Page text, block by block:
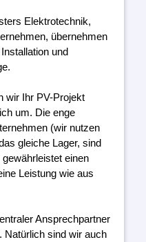
Elektrotechnik,
übernehmen
und
wir Ihr PV-Projekt
um. Die enge
(wir nutzen
gleiche Lager, sind
einen
Leistung wie aus
Ansprechpartner
Natürlich sind wir auch